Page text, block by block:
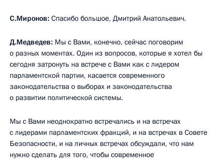
С.Миронов: Спасибо большое, Дмитрий Анатольевич.
Д.Медведев: Мы с Вами, конечно, сейчас поговорим
о разных моментах. Один из вопросов, которые я хотел бы
сегодня затронуть на встрече с Вами как с лидером
парламентской партии, касается современного
законодательства о выборах и законодательства
о развитии политической системы.
Мы с Вами неоднократно встречались и на встречах
с лидерами парламентских фракций, и на встречах в Совете
Безопасности, и на личных встречах обсуждали, что нам
нужно сделать для того, чтобы современное